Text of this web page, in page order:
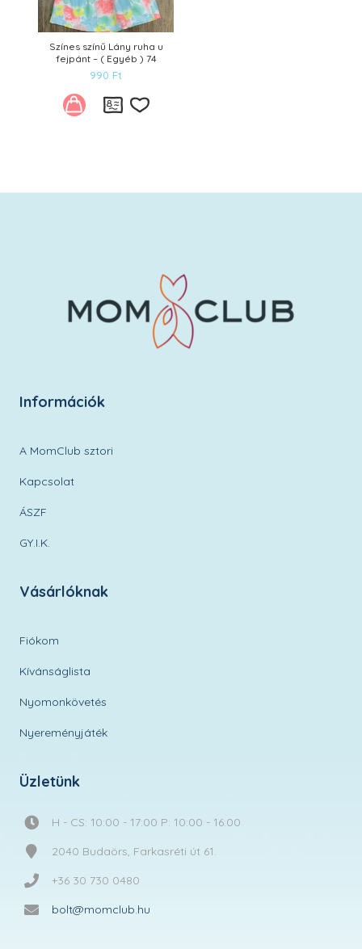
Színes színű Lány ruha u
fejpánt – ( Egyéb ) 74
990 Ft
Információk
A MomClub sztori
Kapcsolat
ÁSZF
GY.I.K.
Vásárlóknak
Fiókom
Kívánságlista
Nyomonkövetés
Nyereményjáték
Üzletünk
H - CS: 10:00 - 17:00 P: 10:00 - 16:00
2040 Budaörs, Farkasréti út 61.
+36 30 730 0480
bolt@momclub.hu